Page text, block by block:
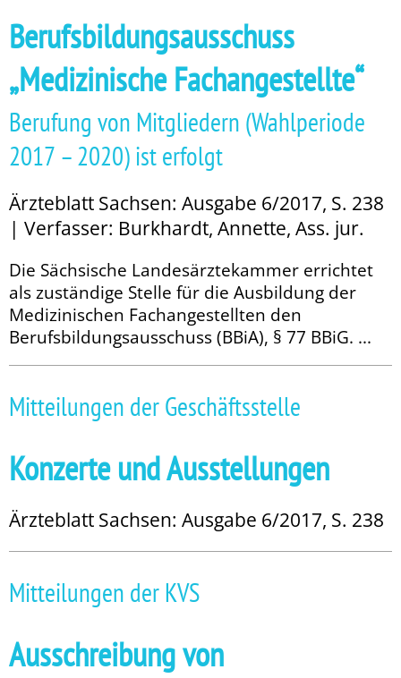
Berufsbildungsausschuss
„Medizinische Fachangestellte“
Berufung von Mitgliedern (Wahlperiode
2017 – 2020) ist erfolgt
Ärzteblatt Sachsen: Ausgabe 6/2017, S. 238
| Verfasser: Burkhardt, Annette, Ass. jur.
Die Sächsische Landesärztekammer errichtet
als zuständige Stelle für die Ausbildung der
Medizinischen Fach­angestellten den
Berufsbildungsausschuss (BBiA), § 77 BBiG. ...
Mitteilungen der Geschäftsstelle
Konzerte und Ausstellungen
Ärzteblatt Sachsen: Ausgabe 6/2017, S. 238
Mitteilungen der KVS
Ausschreibung von